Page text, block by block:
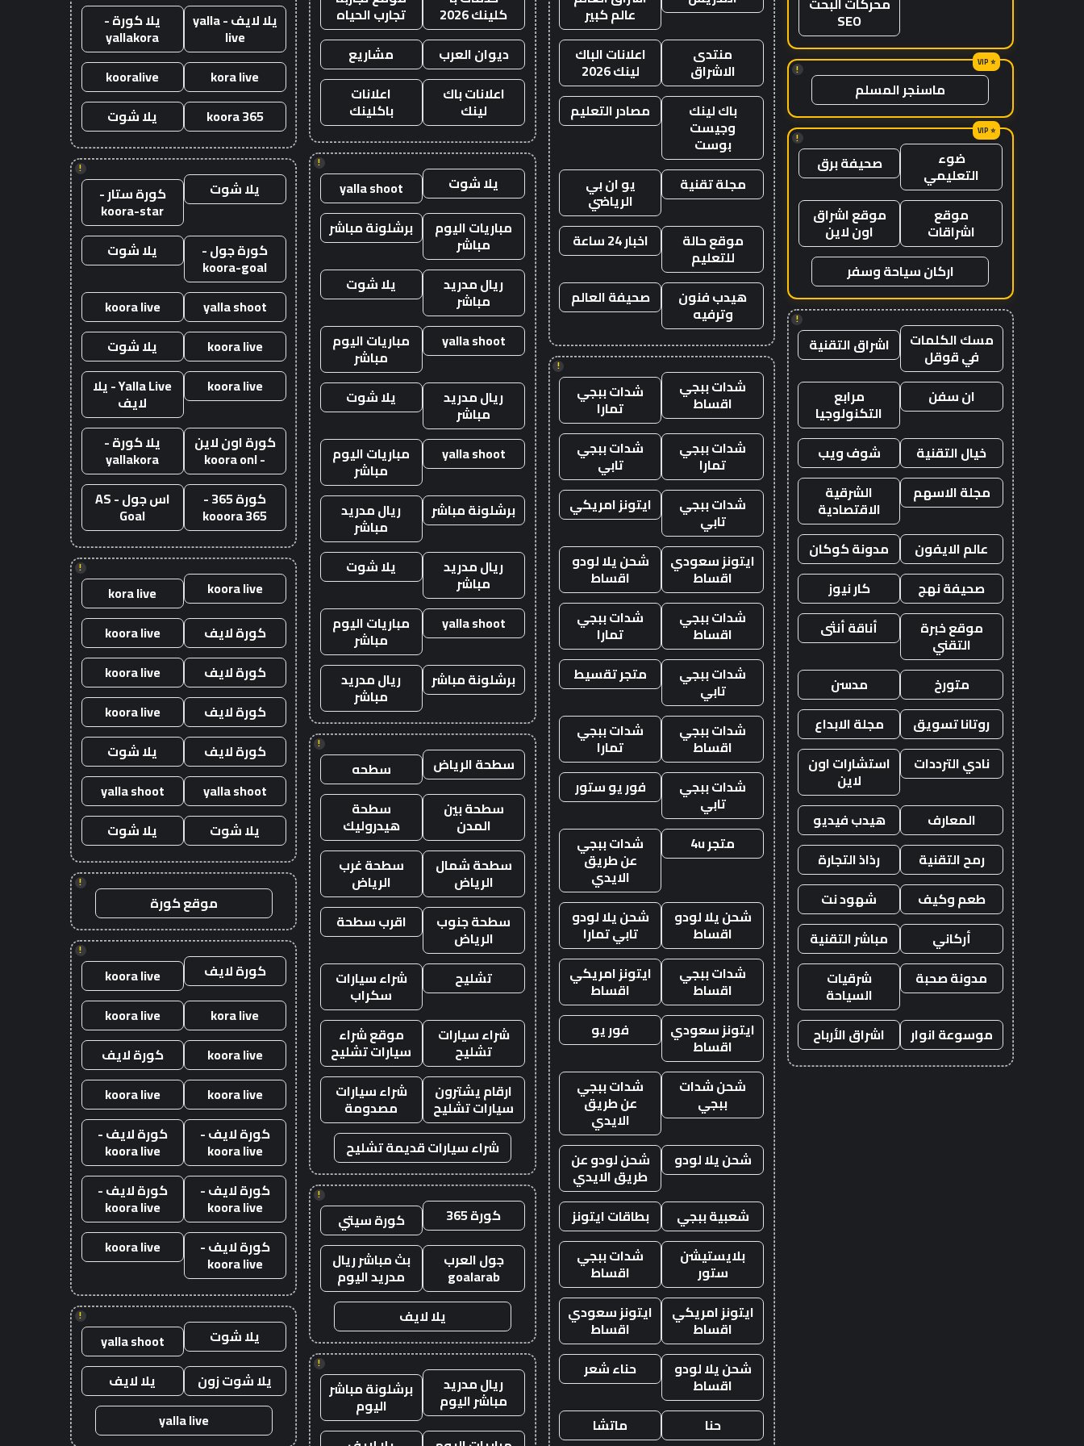
SEO
!
ماسنجر المسلم
!
ضوء
التعليمي صحيفة برق
موقع
اشراقات
موقع اشراق
اون لاين
اركان سياحة وسفر
!
مسك الكلمات
في قوقل اشراق التقنية
ان سفن مرابع
التكنولوجيا
خيال التقنية
شوف ويب
مجلة الاسهم
الشرقية
الاقتصادية
عالم الايفون
مدونة كوكان
صحيفة نهج
كار نيوز
موقع خبرة
التقني
أناقة أنثى
متورخ
مدسن
روتانا تسويق
مجلة الابداع
نادي الترددات
استشارات اون
لاين
المعارف
هيدب فيديو
رمح التقنية
رذاذ التجارة
طعم وكيف
شهود نت
أركاني
مباشر التقنية
مدونة صحبة
شرقيات
السياحة
موسوعة انوار
اشراق الأرباح
عالم كبير
منتدى
الاشراق
اعلانات الباك
لينك 2026
باك لينك
وجيست
بوست
مصادر التعليم
مجلة تقنية يو ان بي
الرياضي
موقع حالة
للتعليم
اخبار 24 ساعة
هيدب فنون
وترفيه
صحيفة العالم
!
شدات ببجي
اقساط شدات ببجي
تمارا
شدات ببجي
تمارا
شدات ببجي
تابي
شدات ببجي
تابي
ايتونز امريكي
ايتونز سعودي
اقساط
شحن يلا لودو
اقساط
شدات ببجي
اقساط
شدات ببجي
تمارا
شدات ببجي
تابي
متجر تقسيط
شدات ببجي
اقساط
شدات ببجي
تمارا
شدات ببجي
تابي
فور يو ستور
متجر 4u شدات ببجي
عن طريق
الايدي
شحن يلا لودو
اقساط
شحن يلا لودو
تابي تمارا
شدات ببجي
اقساط
ايتونز امريكي
اقساط
ايتونز سعودي
اقساط
فور يو
شحن شدات
ببجي
شدات ببجي
عن طريق
الايدي
شحن يلا لودو
شحن لودو عن
طريق الايدي
شعبية ببجي
بطاقات ايتونز
بلايستيشن
ستور
شدات ببجي
اقساط
ايتونز امريكي
اقساط
ايتونز سعودي
اقساط
شحن يلا لودو
اقساط
حناء شعر
حنا ماتشا
كلينك 2026
تجارب الحياه
ديوان العرب
مشاريع
اعلانات باك
لينك
اعلانات
باكلينك
!
يلا شوت
yalla shoot
مباريات اليوم
مباشر
برشلونة مباشر
ريال مدريد
مباشر
يلا شوت
yalla shoot مباريات اليوم
مباشر
ريال مدريد
مباشر
يلا شوت
yalla shoot مباريات اليوم
مباشر
برشلونة مباشر
ريال مدريد
مباشر
ريال مدريد
مباشر
يلا شوت
yalla shoot مباريات اليوم
مباشر
برشلونة مباشر
ريال مدريد
مباشر
!
سطحة الرياض
سطحه
سطحة بين
المدن
سطحة
هيدروليك
سطحة شمال
الرياض
سطحة غرب
الرياض
سطحة جنوب
الرياض
اقرب سطحة
تشليح شراء سيارات
سكراب
شراء سيارات
تشليح
موقع شراء
سيارات تشليح
ارقام يشترون
سيارات تشليح
شراء سيارات
مصدومة
شراء سيارات قديمة تشليح
!
كورة 365
كورة سيتي
جول العرب
goalarab
بث مباشر ريال
مدريد اليوم
يلا لايف
!
ريال مدريد
مباشر اليوم برشلونة مباشر
اليوم
يلا لايف - yalla
live
يلا كورة -
yallakora
kora live
kooralive
koora 365
يلا شوت
!
يلا شوت كورة ستار -
koora-star
كورة جول -
koora-goal
يلا شوت
yalla shoot
koora live
koora live
يلا شوت
koora live
Yalla Live - يلا
لايف
كورة اون لاين
- koora onl
يلا كورة -
yallakora
كورة 365 -
kooora 365
اس جول - AS
Goal
!
koora live
kora live
كورة لايف
koora live
كورة لايف
koora live
كورة لايف
koora live
كورة لايف
يلا شوت
yalla shoot
yalla shoot
يلا شوت
يلا شوت
!
موقع كورة
!
كورة لايف
koora live
kora live
koora live
koora live
كورة لايف
koora live
koora live
كورة لايف -
koora live
كورة لايف -
koora live
كورة لايف -
koora live
كورة لايف -
koora live
كورة لايف -
koora live
koora live
!
يلا شوت
yalla shoot
يلا شوت زون
يلا لايف
yalla live